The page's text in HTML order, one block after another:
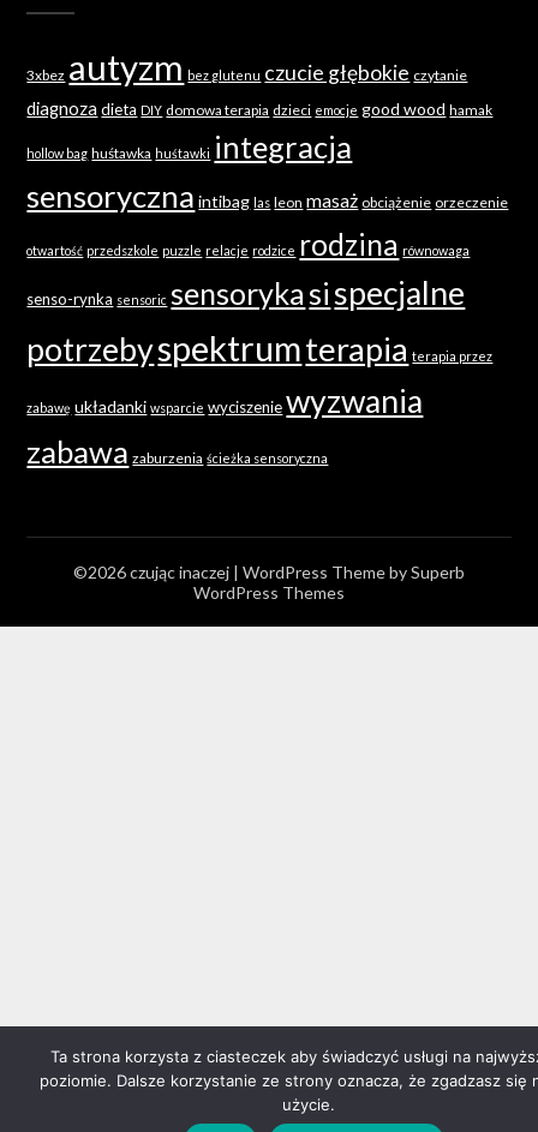
3xbez autyzm bez glutenu czucie głębokie czytanie
diagnoza dieta DIY domowa terapia dzieci emocje good wood hamak
hollow bag huśtawka huśtawki integracja
sensoryczna intibag las leon masaż obciążenie orzeczenie
otwartość przedszkole puzzle relacje rodzice rodzina równowaga
senso-rynka sensoric sensoryka sispecjalne
potrzebyspektrumterapia terapia przez
zabawę układanki wsparcie wyciszenie wyzwania
zabawa zaburzenia ścieżka sensoryczna
©2026 czując inaczej | WordPress Theme bySuperb
WordPress Themes
Ta strona korzysta z ciasteczek aby świadczyć usługi na
poziomie. Dalsze korzystanie ze strony oznacza, że zgadzasz się
użycie.